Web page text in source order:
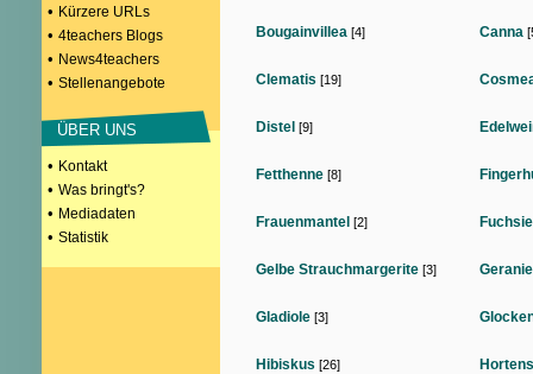
• Kürzere URLs
• 4teachers Blogs
• News4teachers
• Stellenangebote
ÜBER UNS
• Kontakt
• Was bringt's?
• Mediadaten
• Statistik
Bougainvillea [4] Canna
Clematis [19]
Distel [9]
Fetthenne [8]
Frauenmantel [2] Fuchsie
Gelbe Strauchmargerite [3] Geranie
Gladiole [3]
Hibiskus [26]